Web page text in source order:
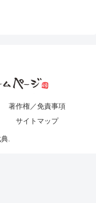
著作権／免責事項
サイトマップ
.